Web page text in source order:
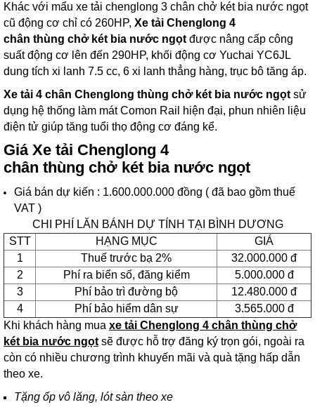
Khác với mẩu xe tải chenglong 3 chân chở két bia nước ngọt
cũ động cơ chỉ có 260HP, Xe tải Chenglong 4
chân thùng chở két bia nước ngọt được nâng cấp công
suất động cơ lên đến 290HP, khối động cơ Yuchai YC6JL
dung tích xi lanh 7.5 cc, 6 xi lanh thẳng hàng, trục bô tăng áp.
Xe tải 4 chân Chenglong thùng chở két bia nước ngọt sử
dụng hệ thống làm mát Comon Rail hiện đại, phun nhiên liệu
điện tử giúp tăng tuổi thọ động cơ đáng kể.
Giá Xe tải Chenglong 4
chân thùng chở két bia nước ngọt
Giá bán dự kiến : 1.600.000.000 đồng ( đã bao gồm thuế
VAT )
CHI PHÍ LĂN BÁNH DỰ TÍNH TẠI BÌNH DƯƠNG
STT
HẠNG MỤC
GIÁ
1
Thuế trước bạ 2%
32.000.000 đ
2
Phí ra biển số, đăng kiểm
5.000.000 đ
3
Phí bảo trì đường bộ
12.480.000 đ
4
Phí bảo hiểm dân sự
3.565.000 đ
Khi khách hàng mua xe tải Chenglong 4 chân thùng chở
két bia nước ngọt sẽ được hỗ trợ đăng ký trọn gói, ngoài ra
còn có nhiều chương trình khuyến mãi và quà tặng hấp dẫn
theo xe.
Tặng ốp vô lăng, lót sàn theo xe